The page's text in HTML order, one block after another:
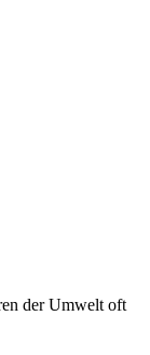
der Umwelt oft